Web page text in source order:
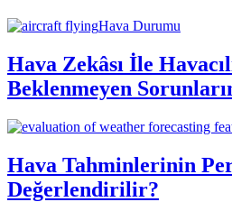
Hava Durumu
Hava Zekâsı İle
Beklenmeyen
Hava Tahminlerinin
Değerlendirilir?